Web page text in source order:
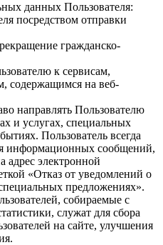
данных Пользователя:
посредством отправки
гражданско-
к сервисам,
содержащимся на веб-
направлять Пользователю
и услугах, специальных
Пользователь всегда
информационных сообщений,
адрес электронной
«Отказ от уведомлений о
предложениях».
собираемые с
служат для сбора
на сайте, улучшения